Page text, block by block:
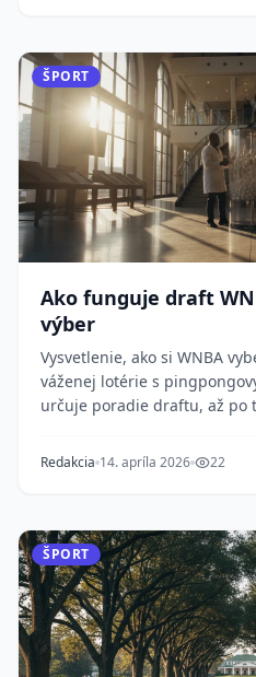
ŠPORT
Ako funguje draft
výber
Vysvetlenie, ako si WNBA
váženej lotérie s
určuje poradie draftu, až po
Redakcia 14. apríla 2026 22
ŠPORT